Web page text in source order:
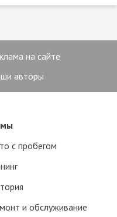
на сайте
авторы
с пробегом
и обслуживание